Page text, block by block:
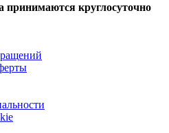
принимаются круглосуточно